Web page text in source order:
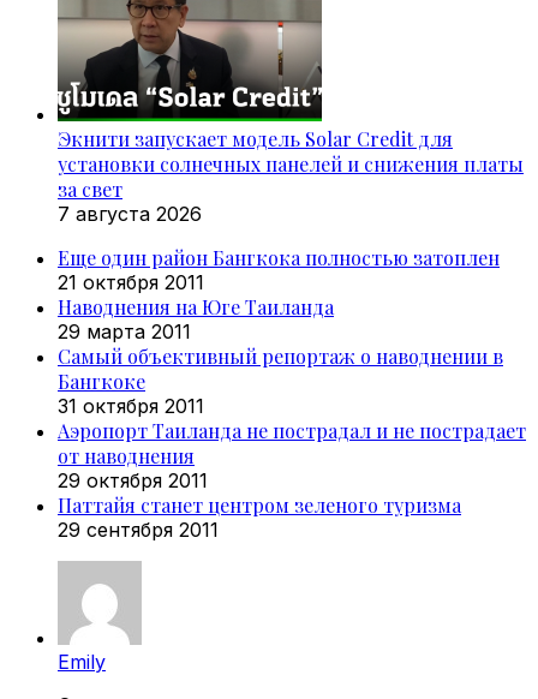
Экнити запускает модель Solar Credit для
установки солнечных панелей и снижения платы
за свет
7 августа 2026
Еще один район Бангкока полностью затоплен
21 октября 2011
Наводнения на Юге Таиланда
29 марта 2011
Самый объективный репортаж о наводнении в
Бангкоке
31 октября 2011
Аэропорт Таиланда не пострадал и не пострадает
от наводнения
29 октября 2011
Паттайя станет центром зеленого туризма
29 сентября 2011
Emily